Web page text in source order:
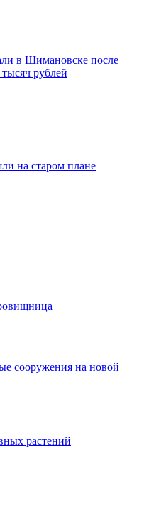
в Шимановске после
рублей
на старом плане
сооружения на новой
растений